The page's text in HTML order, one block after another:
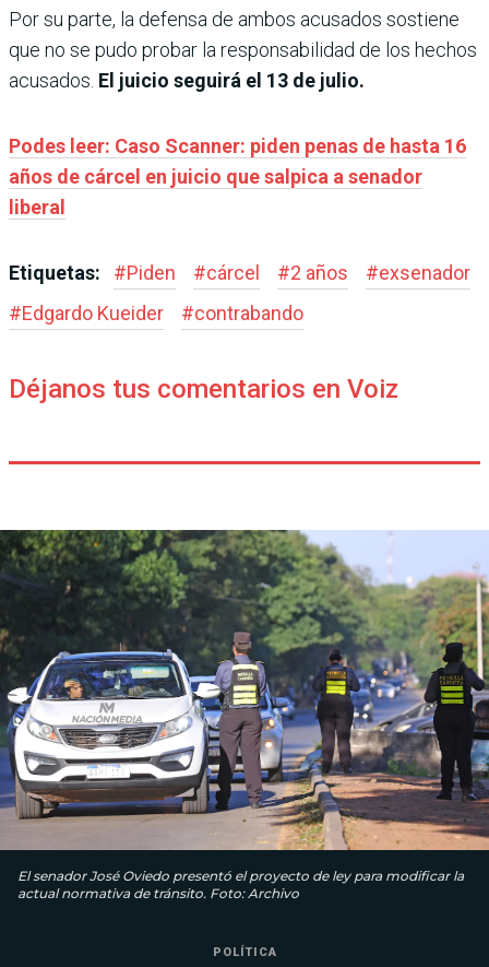
Por su parte, la defensa de ambos acusados sostiene
que no se pudo probar la responsabilidad de los hechos
acusados. El juicio seguirá el 13 de julio.
Podes leer: Caso Scanner: piden penas de hasta 16
años de cárcel en juicio que salpica a senador
liberal
Etiquetas: #Piden #cárcel #2 años #exsenador
#Edgardo Kueider #contrabando
Déjanos tus comentarios en Voiz
El senador José Oviedo presentó el proyecto de ley para modificar la
actual normativa de tránsito. Foto: Archivo
POLÍTICA